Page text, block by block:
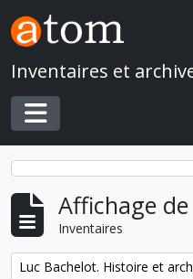
Skip to main content
Inventaires et
Toggle navigation
Affichage
Inventaires
Remove filter:
Luc Bachelot. Histoire et